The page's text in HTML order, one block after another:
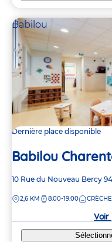
Babilou
Dernière place disponible
Babilou
Adresse
la
10 Rue du Nouveau Bercy
DISTANCE
2,6 KM 8:00-19:00 CRÈCHE
Voir